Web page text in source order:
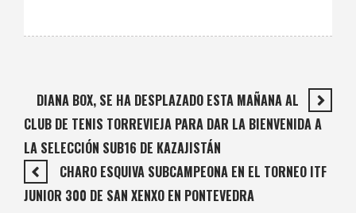
DIANA BOX, SE HA DESPLAZADO ESTA MAÑANA AL
CLUB DE TENIS TORREVIEJA PARA DAR LA BIENVENIDA A
LA SELECCIÓN SUB16 DE KAZAJISTÁN
CHARO ESQUIVA SUBCAMPEONA EN EL TORNEO ITF
JUNIOR 300 DE SAN XENXO EN PONTEVEDRA